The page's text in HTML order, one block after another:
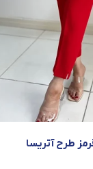
طرح آتریسا